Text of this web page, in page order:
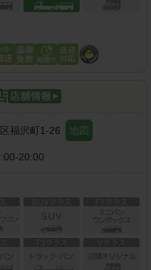
福沢町1-26 地図
20:00